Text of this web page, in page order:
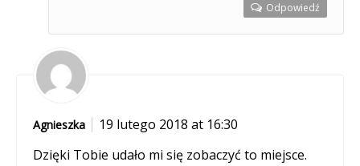
Odpowiedź
Agnieszka
19 lutego 2018 at 16:30
Dzięki Tobie udało mi się zobaczyć to miejsce.